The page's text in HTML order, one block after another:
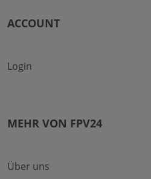
ACCOUNT
Login
MEHR VON FPV24
Über uns